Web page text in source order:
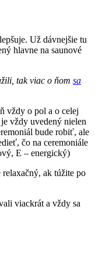
Už dávnejšie tu
hlavne na saunové
tak viac o ňom sa
vždy o pol a o celej
vždy uvedený nielen
bude robiť, ale
čo na ceremoniále
E – energický)
relaxačný, ak túžite po
viackrát a vždy sa